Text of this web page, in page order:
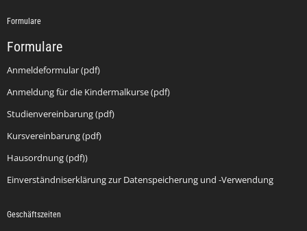
Formulare
Formulare
Anmeldeformular (pdf)
Anmeldung für die Kindermalkurse (pdf)
Studienvereinbarung (pdf)
Kursvereinbarung (pdf)
Hausordnung (pdf))
Einverständniserklärung zur Datenspeicherung und -Verwendung
Geschäftszeiten